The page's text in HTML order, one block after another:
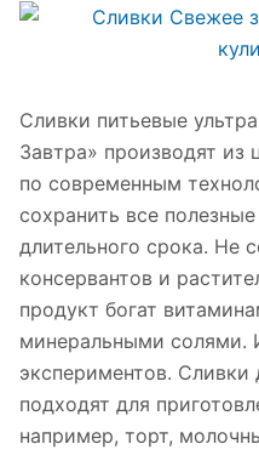
Сливки питьевые
Завтра» производят из
по современным
сохранить все
длительного срока. Не
консервантов и
продукт богат
минеральными солями.
экспериментов. Сливки
подходят для
например, торт,